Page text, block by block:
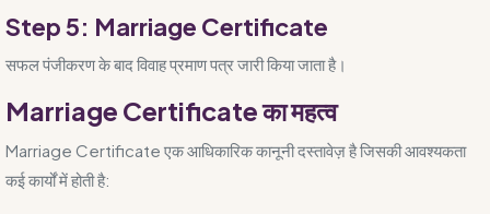
Step 5: Marriage Certificate
सफल पंजीकरण के बाद विवाह प्रमाण पत्र जारी किया जाता है।
Marriage Certificate का महत्व
Marriage Certificate एक आधिकारिक कानूनी दस्तावेज़ है जिसकी आवश्यकता
कई कार्यों में होती है: